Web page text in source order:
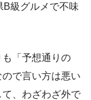
B級グルメで不味
も「予想通りの
で言い方は悪い
、わざわざ外で